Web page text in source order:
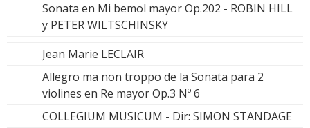
Sonata en Mi bemol mayor Op.202 - ROBIN HILL
y PETER WILTSCHINSKY
Jean Marie LECLAIR
Allegro ma non troppo de la Sonata para 2
violines en Re mayor Op.3 Nº 6
COLLEGIUM MUSICUM - Dir: SIMON STANDAGE